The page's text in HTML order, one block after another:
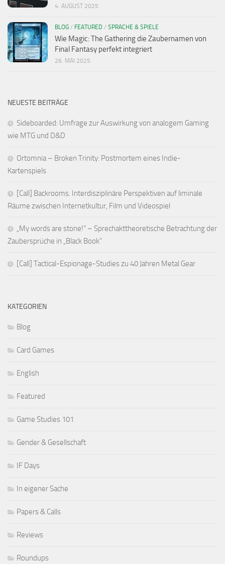
4. AUGUST 2025
BLOG / FEATURED / SPRACHE & SPIELE
Wie Magic: The Gathering die Zaubernamen von
Final Fantasy perfekt integriert
26. MAI 2025
NEUESTE BEITRÄGE
Sideboarded: Umfrage zur Auswirkung von analogem Gaming
wie MTG und D&D
Ortomnia – Broken Trinity: Postmortem eines Indie-
Kartenspiels
[Call] Backrooms. Interdisziplinäre Perspektiven auf liminale
Räume zwischen Internetkultur, Film und Videospiel
„My words are stone!“ – Sprechakttheoretische Betrachtung der
Zaubersprüche in „Black Book“
[Call] Tactical-Espionage-Studies zu 40 Jahren Metal Gear
KATEGORIEN
Blog
Card Games
English
Featured
Game Studies 101
Gender & Gesellschaft
IF Days
In eigener Sache
Papers & Calls
Reviews
Roundups